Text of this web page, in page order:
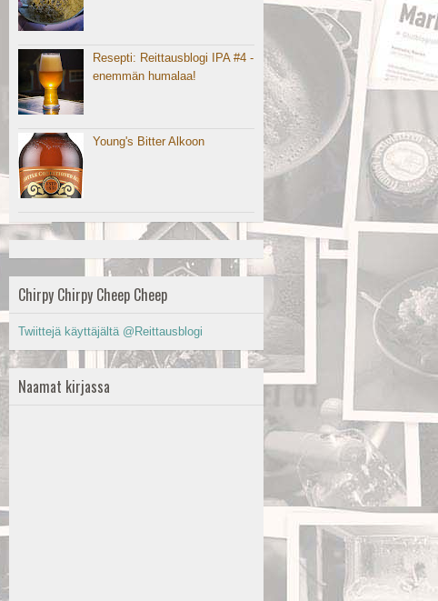
Resepti: Reittausblogi IPA #4 -
enemmän humalaa!
Young's Bitter Alkoon
Chirpy Chirpy Cheep Cheep
Twiittejä käyttäjältä @Reittausblogi
Naamat kirjassa